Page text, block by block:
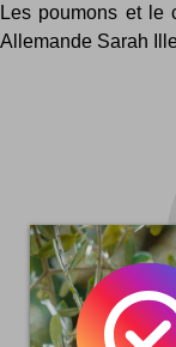
Les poumons et le
Allemande Sarah